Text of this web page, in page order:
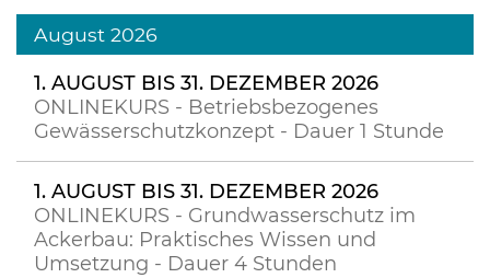
August 2026
1. AUGUST BIS 31. DEZEMBER 2026
ONLINEKURS - Betriebsbezogenes
Gewässerschutzkonzept - Dauer 1 Stunde
1. AUGUST BIS 31. DEZEMBER 2026
ONLINEKURS - Grundwasserschutz im
Ackerbau: Praktisches Wissen und
Umsetzung - Dauer 4 Stunden